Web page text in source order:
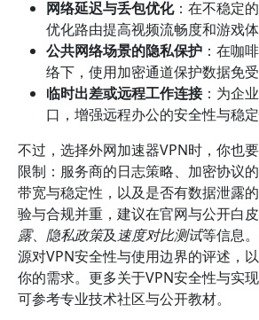
网络延迟与丢包优化：在不稳定
优化路由提高视频流畅度和游戏体
公共网络场景的隐私保护 ：在咖
络下，使用加密通道保护数据免受
临时出差或远程工作连接：为企
口，增强远程办公的安全性与稳定
不过，选择外网加速器VPN时，你也
限制：服务商的日志策略、加密协议
带宽与稳定性，以及是否有数据泄露
验与合规并重，建议在官网与公开白
露、 隐私政策及速度对比测试等信息
源对VPN安全性与使用边界的评述，
你的需求。更多关于VPN安全性与实
可参考专业技术社区与公开教材。